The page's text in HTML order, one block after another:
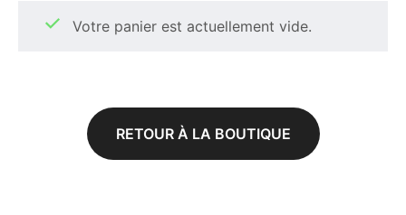
Votre panier est actuellement vide.
RETOUR À LA BOUTIQUE